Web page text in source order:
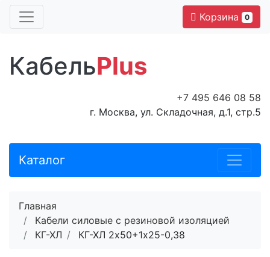
Корзина 0
КабельPlus
+7 495 646 08 58
г. Москва, ул. Складочная, д.1, стр.5
Каталог
Главная
Кабели силовые с резиновой изоляцией
КГ-ХЛ
КГ-ХЛ 2х50+1х25-0,38